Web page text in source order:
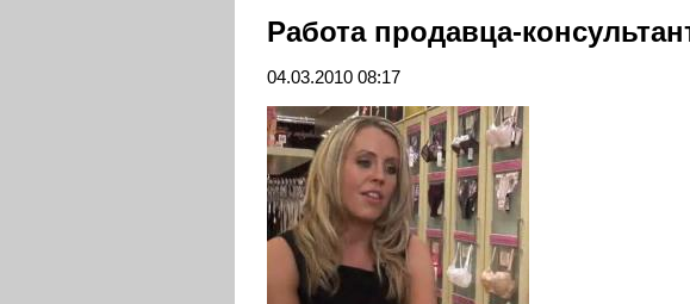
Работа продавца-
04.03.2010 08:17